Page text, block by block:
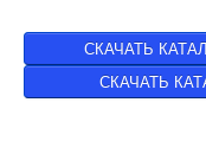
СКАЧАТЬ
СКАЧАТЬ